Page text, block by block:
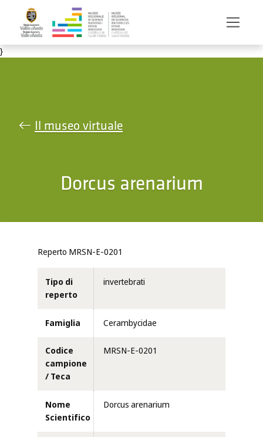
Salta al contenuto principale
}
Il museo virtuale
Dorcus arenarium
Reperto MRSN-E-0201
Tipo di
reperto
invertebrati
Famiglia Cerambycidae
Codice
campione
/ Teca
MRSN-E-0201
Nome
Scientifico
Dorcus arenarium